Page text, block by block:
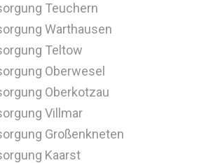
Teuchern
Warthausen
Teltow
Oberwesel
Oberkotzau
Villmar
Großenkneten
Kaarst